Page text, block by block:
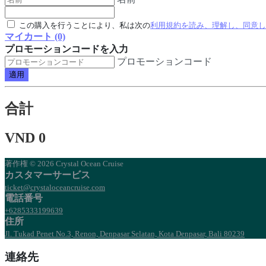
この購入を行うことにより、私は次の利用規約を読み、理解し、同意
マイカート (0)
プロモーションコードを入力
プロモーションコード
適用
合計
VND 0
著作権 © 2026 Crystal Ocean Cruise
カスタマーサービス
ticket@crystaloceancruise.com
電話番号
+6285333199639
住所
Jl. Tukad Penet No.3, Renon, Denpasar Selatan, Kota Denpasar, Bali 80239
連絡先